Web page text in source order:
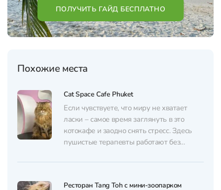
ПОЛУЧИТЬ ГАЙД БЕСПЛАТНО
Похожие места
Cat Space Cafe Phuket
Если чувствуете, что миру не хватает
ласки – самое время заглянуть в это
котокафе и заодно снять стресс. Здесь
пушистые терапевты работают без
удовольствием принимают гостей всех
вход в 200 бат вы получаете внимание от
Ресторан Tang Toh с мини-зоопарком